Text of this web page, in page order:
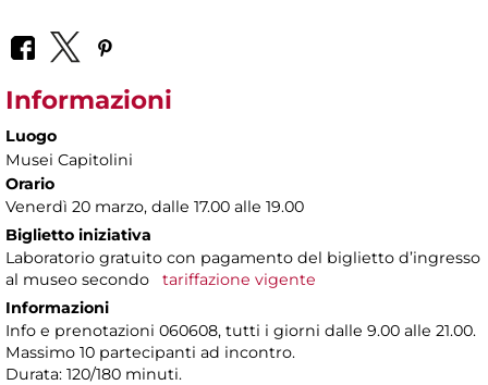
Informazioni
Luogo
Musei Capitolini
Orario
Venerdì 20 marzo, dalle 17.00 alle 19.00
Biglietto iniziativa
Laboratorio gratuito con pagamento del biglietto d’ingresso
al museo secondo tariffazione vigente
Informazioni
Info e prenotazioni 060608, tutti i giorni dalle 9.00 alle 21.00.
Massimo 10 partecipanti ad incontro.
Durata: 120/180 minuti.